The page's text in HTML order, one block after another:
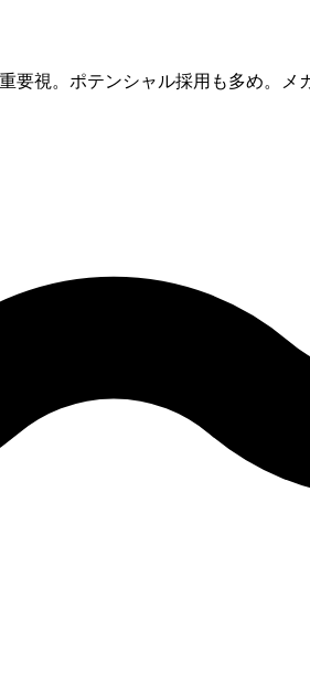
視。ポテンシャル採用も多め。